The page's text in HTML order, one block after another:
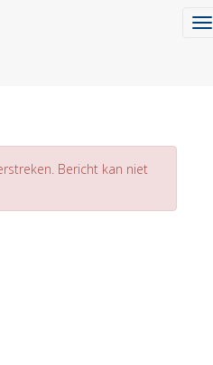
Bericht kan niet